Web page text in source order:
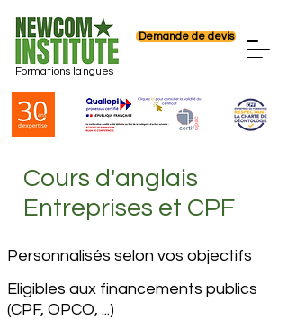
Demande de devis
Formations langues
Cours d'anglais
Entreprises et CPF
Personnalisés selon vos objectifs
Eligibles aux financements publics
(CPF, OPCO, ...)